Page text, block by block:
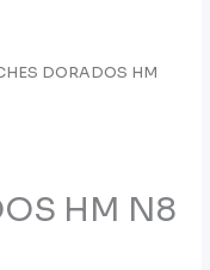
DORADOS HM
HM N8